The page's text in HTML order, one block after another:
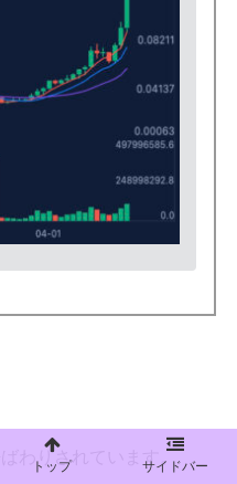
わりされています。
トップ サイドバー